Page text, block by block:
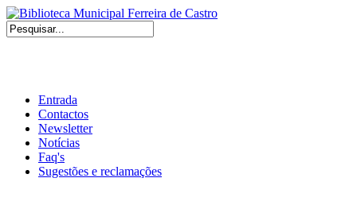
Entrada
Contactos
Newsletter
Notícias
Faq's
Sugestões e reclamações